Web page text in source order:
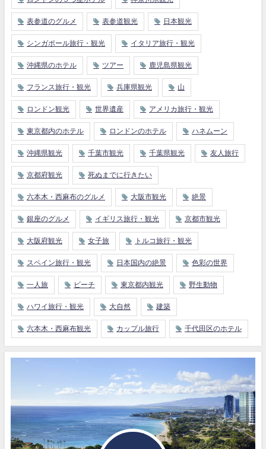
表参道のグルメ 表参道観光 日本観光
シンガポール旅行・観光 イタリア旅行・観光
沖縄県のホテル ツアー 鹿児島県観光
フランス旅行・観光 兵庫県観光 山
ロンドン観光 世界遺産 アメリカ旅行・観光
東京都内のホテル ロンドンのホテル ハネムーン
沖縄県観光 千葉市観光 千葉県観光 友人旅行
京都府観光 死ぬまでに行きたい
六本木・西麻布のグルメ 大阪市観光 絶景
銀座のグルメ イギリス旅行・観光 京都市観光
大阪府観光 女子旅 トルコ旅行・観光
スペイン旅行・観光 日本国内の絶景 色彩の世界
一人旅 ビーチ 東京都内観光 野生動物
ハワイ旅行・観光 大自然 建築
六本木・西麻布観光 カップル旅行 千代田区のホテル